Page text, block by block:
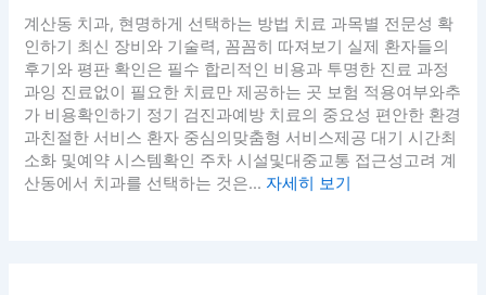
계산동 치과, 현명하게 선택하는 방법 치료 과목별 전문성 확
인하기 최신 장비와 기술력, 꼼꼼히 따져보기 실제 환자들의
후기와 평판 확인은 필수 합리적인 비용과 투명한 진료 과정
과잉 진료없이 필요한 치료만 제공하는 곳 보험 적용여부와추
가 비용확인하기 정기 검진과예방 치료의 중요성 편안한 환경
과친절한 서비스 환자 중심의맞춤형 서비스제공 대기 시간최
소화 및예약 시스템확인 주차 시설및대중교통 접근성고려 계
산동에서 치과를 선택하는 것은... 자세히 보기